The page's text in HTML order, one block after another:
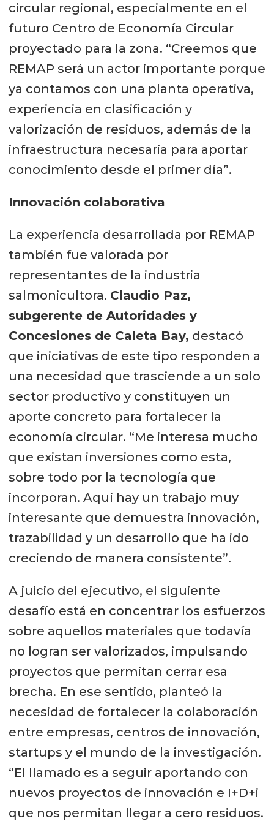
circular regional, especialmente en el
futuro Centro de Economía Circular
proyectado para la zona. “Creemos que
REMAP será un actor importante porque
ya contamos con una planta operativa,
experiencia en clasificación y
valorización de residuos, además de la
infraestructura necesaria para aportar
conocimiento desde el primer día”.
Innovación colaborativa
La experiencia desarrollada por REMAP
también fue valorada por
representantes de la industria
salmonicultora. Claudio Paz,
subgerente de Autoridades y
Concesiones de Caleta Bay, destacó
que iniciativas de este tipo responden a
una necesidad que trasciende a un solo
sector productivo y constituyen un
aporte concreto para fortalecer la
economía circular. “Me interesa mucho
que existan inversiones como esta,
sobre todo por la tecnología que
incorporan. Aquí hay un trabajo muy
interesante que demuestra innovación,
trazabilidad y un desarrollo que ha ido
creciendo de manera consistente”.
A juicio del ejecutivo, el siguiente
desafío está en concentrar los esfuerzos
sobre aquellos materiales que todavía
no logran ser valorizados, impulsando
proyectos que permitan cerrar esa
brecha. En ese sentido, planteó la
necesidad de fortalecer la colaboración
entre empresas, centros de innovación,
startups y el mundo de la investigación.
“El llamado es a seguir aportando con
nuevos proyectos de innovación e I+D+i
que nos permitan llegar a cero residuos.